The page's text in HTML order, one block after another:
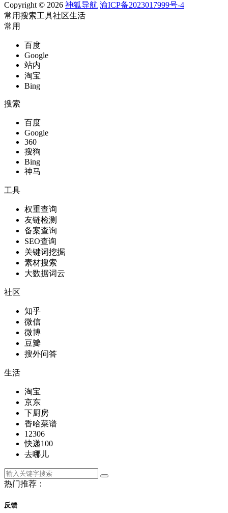
Copyright © 2026 神狐导航 渝ICP备2023017999号-4
常用搜索工具社区生活
常用
百度
Google
站内
淘宝
Bing
搜索
百度
Google
360
搜狗
Bing
神马
工具
权重查询
友链检测
备案查询
SEO查询
关键词挖掘
素材搜索
大数据词云
社区
知乎
微信
微博
豆瓣
搜外问答
生活
淘宝
京东
下厨房
香哈菜谱
12306
快递100
去哪儿
热门推荐：
反馈